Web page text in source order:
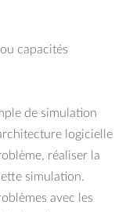
capacités
de simulation
logicielle
réaliser la
simulation.
avec les